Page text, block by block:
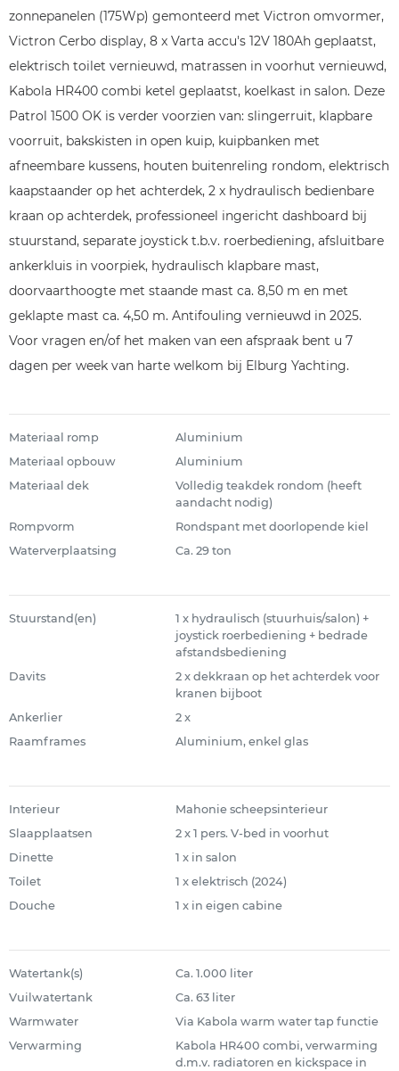
zonnepanelen (175Wp) gemonteerd met Victron omvormer,
Victron Cerbo display, 8 x Varta accu's 12V 180Ah geplaatst,
elektrisch toilet vernieuwd, matrassen in voorhut vernieuwd,
Kabola HR400 combi ketel geplaatst, koelkast in salon. Deze
Patrol 1500 OK is verder voorzien van: slingerruit, klapbare
voorruit, bakskisten in open kuip, kuipbanken met
afneembare kussens, houten buitenreling rondom, elektrisch
kaapstaander op het achterdek, 2 x hydraulisch bedienbare
kraan op achterdek, professioneel ingericht dashboard bij
stuurstand, separate joystick t.b.v. roerbediening, afsluitbare
ankerkluis in voorpiek, hydraulisch klapbare mast,
doorvaarthoogte met staande mast ca. 8,50 m en met
geklapte mast ca. 4,50 m. Antifouling vernieuwd in 2025.
Voor vragen en/of het maken van een afspraak bent u 7
dagen per week van harte welkom bij Elburg Yachting.
Materiaal romp
Aluminium
Materiaal opbouw
Aluminium
Materiaal dek
Volledig teakdek rondom (heeft
aandacht nodig)
Rompvorm
Rondspant met doorlopende kiel
Waterverplaatsing
Ca. 29 ton
Stuurstand(en)
1 x hydraulisch (stuurhuis/salon) +
joystick roerbediening + bedrade
afstandsbediening
Davits
2 x dekkraan op het achterdek voor
kranen bijboot
Ankerlier
2 x
Raamframes
Aluminium, enkel glas
Interieur
Mahonie scheepsinterieur
Slaapplaatsen
2 x 1 pers. V-bed in voorhut
Dinette
1 x in salon
Toilet
1 x elektrisch (2024)
Douche
1 x in eigen cabine
Watertank(s)
Ca. 1.000 liter
Vuilwatertank
Ca. 63 liter
Warmwater
Via Kabola warm water tap functie
Verwarming
Kabola HR400 combi, verwarming
d.m.v. radiatoren en kickspace in